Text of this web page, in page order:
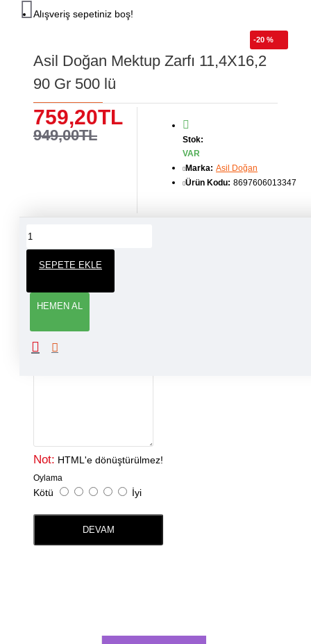
Alışveriş sepetiniz boş!
-20 %
Asil Doğan Mektup Zarfı 11,4X16,2
90 Gr 500 lü
759,20TL
949,00TL
Stok:
VAR
Marka: Asil Doğan
Ürün Kodu: 8697606013347
SEPETE EKLE
HEMEN AL
ÜRÜN YORUMLARI
Not: HTML'e dönüştürülmez!
Oylama
Kötü İyi
DEVAM